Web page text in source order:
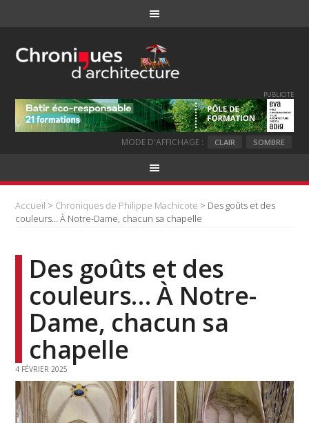
PUBLICITE
MODE D'AFFICHAGE : CLAIR SOMBRE
Accueil > Chroniques de Philippe Machicote > Des goûts et des
couleurs… À Notre-Dame, chacun sa chapelle
Des goûts et des
couleurs… À Notre-
Dame, chacun sa
chapelle
4 FÉVRIER 2025